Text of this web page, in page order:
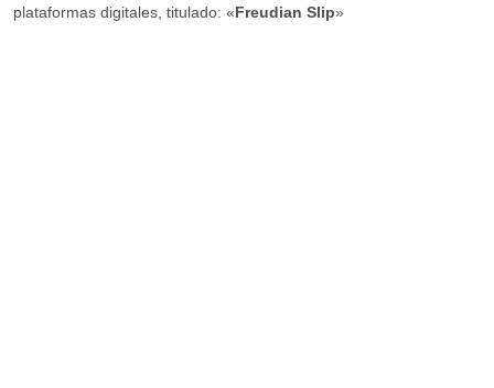
plataformas digitales, titulado: «Freudian Slip»